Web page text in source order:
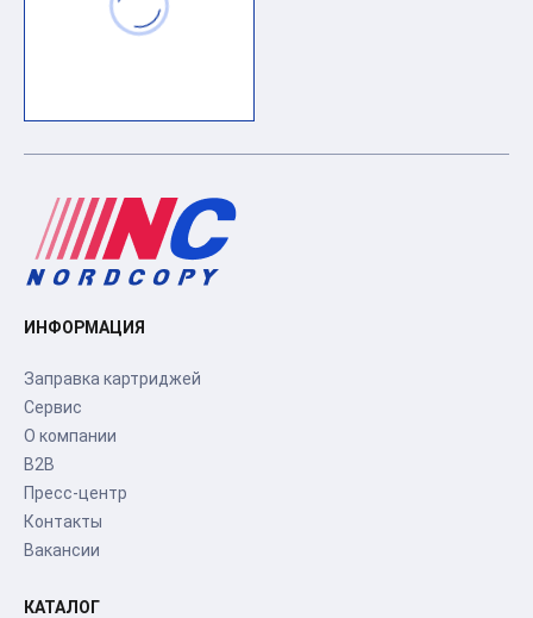
ИНФОРМАЦИЯ
Заправка картриджей
Сервис
О компании
B2B
Пресс-центр
Контакты
Вакансии
КАТАЛОГ